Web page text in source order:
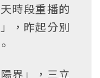
時段重播的
，昨起分別
界」，三立